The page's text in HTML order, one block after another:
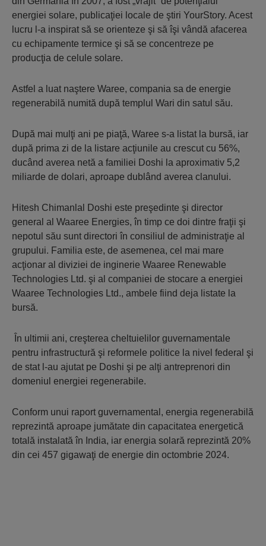
energiei solare, publicaţiei locale de ştiri YourStory. Acest
lucru l-a inspirat să se orienteze şi să îşi vândă afacerea
cu echipamente termice şi să se concentreze pe
producţia de celule solare.
Astfel a luat naştere Waree, compania sa de energie
regenerabilă numită după templul Wari din satul său.
După mai mulţi ani pe piaţă, Waree s-a listat la bursă, iar
după prima zi de la listare acţiunile au crescut cu 56%,
ducând averea netă a familiei Doshi la aproximativ 5,2
miliarde de dolari, aproape dublând averea clanului.
Hitesh Chimanlal Doshi este preşedinte şi director
general al Waaree Energies, în timp ce doi dintre fraţii şi
nepotul său sunt directori în consiliul de administraţie al
grupului. Familia este, de asemenea, cel mai mare
acţionar al diviziei de inginerie Waaree Renewable
Technologies Ltd. şi al companiei de stocare a energiei
Waaree Technologies Ltd., ambele fiind deja listate la
bursă.
În ultimii ani, creşterea cheltuielilor guvernamentale
pentru infrastructură şi reformele politice la nivel federal şi
de stat l-au ajutat pe Doshi şi pe alţi antreprenori din
domeniul energiei regenerabile.
Conform unui raport guvernamental, energia regenerabilă
reprezintă aproape jumătate din capacitatea energetică
totală instalată în India, iar energia solară reprezintă 20%
din cei 457 gigawaţi de energie din octombrie 2024.